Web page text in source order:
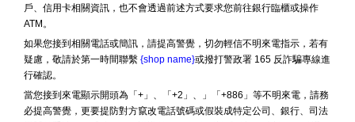
戶、信用卡相關資訊，也不會透過前述方式要求您前往銀行臨櫃或操作
ATM。
如果您接到相關電話或簡訊，請提高警覺，切勿輕信不明來電指示，若有
疑慮，敬請於第一時間聯繫 {shop name}或撥打警政署 165 反詐騙專線進
行確認。
當您接到來電顯示開頭為「+」、「+2」、」「+886」等不明來電，請務
必提高警覺，更要提防對方竄改電話號碼或假裝成特定公司、銀行、司法